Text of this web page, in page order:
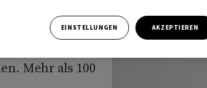
und Raketen
und andere
Mehr als 100
EINSTELLUNGEN AKZEPTIEREN